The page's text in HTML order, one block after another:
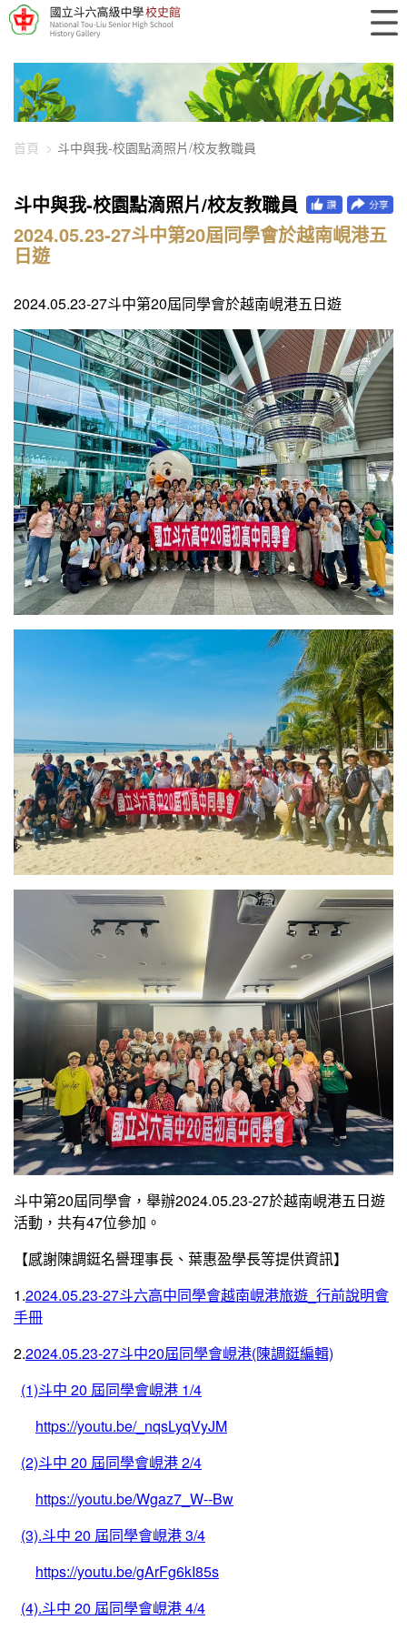
448-2168
首頁 斗中與我-校園點滴照片/校友教職員
斗中與我-校園點滴照片/校友教職員
2024.05.23-27斗中第20屆同學會於越南峴港五
日遊
2024.05.23-27斗中第20屆同學會於越南峴港五日遊
斗中第20屆同學會，舉辦2024.05.23-27於越南峴港五日遊
活動，共有47位參加。
【感謝陳調鋌名譽理事長、葉惠盈學長等提供資訊】
1.2024.05.23-27斗六高中同學會越南峴港旅遊_行前說明會
手冊
2.2024.05.23-27斗中20屆同學會峴港(陳調鋌編輯)
(1)斗中 20 屆同學會峴港 1/4
https://youtu.be/_nqsLyqVyJM
(2)斗中 20 屆同學會峴港 2/4
https://youtu.be/Wgaz7_W--Bw
(3).斗中 20 屆同學會峴港 3/4
https://youtu.be/gArFg6kI85s
(4).斗中 20 屆同學會峴港 4/4